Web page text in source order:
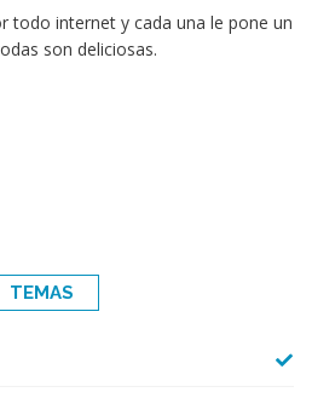
todo internet y cada una le pone un
son deliciosas.
TEMAS